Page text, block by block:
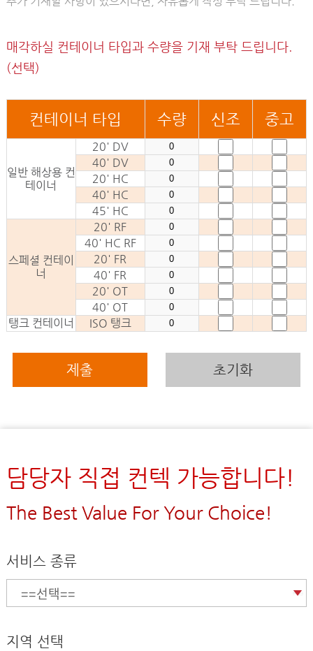
매각하실 컨테이너 타입과 수량을 기재 부탁 드립니다.
(선택)
컨테이너 타입 수량 신조 중고
일반 해상용 컨
테이너
20' DV
40' DV
20' HC
40' HC
45' HC
스페셜 컨테이
너
20' RF
40' HC RF
20' FR
40' FR
20' OT
40' OT
탱크 컨테이너
ISO 탱크
제출 초기화
담당자 직접 컨텍 가능합니다!
The Best Value For Your Choice!
서비스 종류
지역 선택